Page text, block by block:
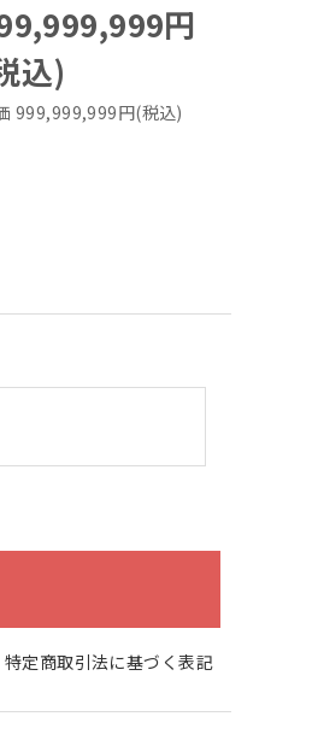
円
込)
999,999,999円(税込)
特定商取引法に基づく表記